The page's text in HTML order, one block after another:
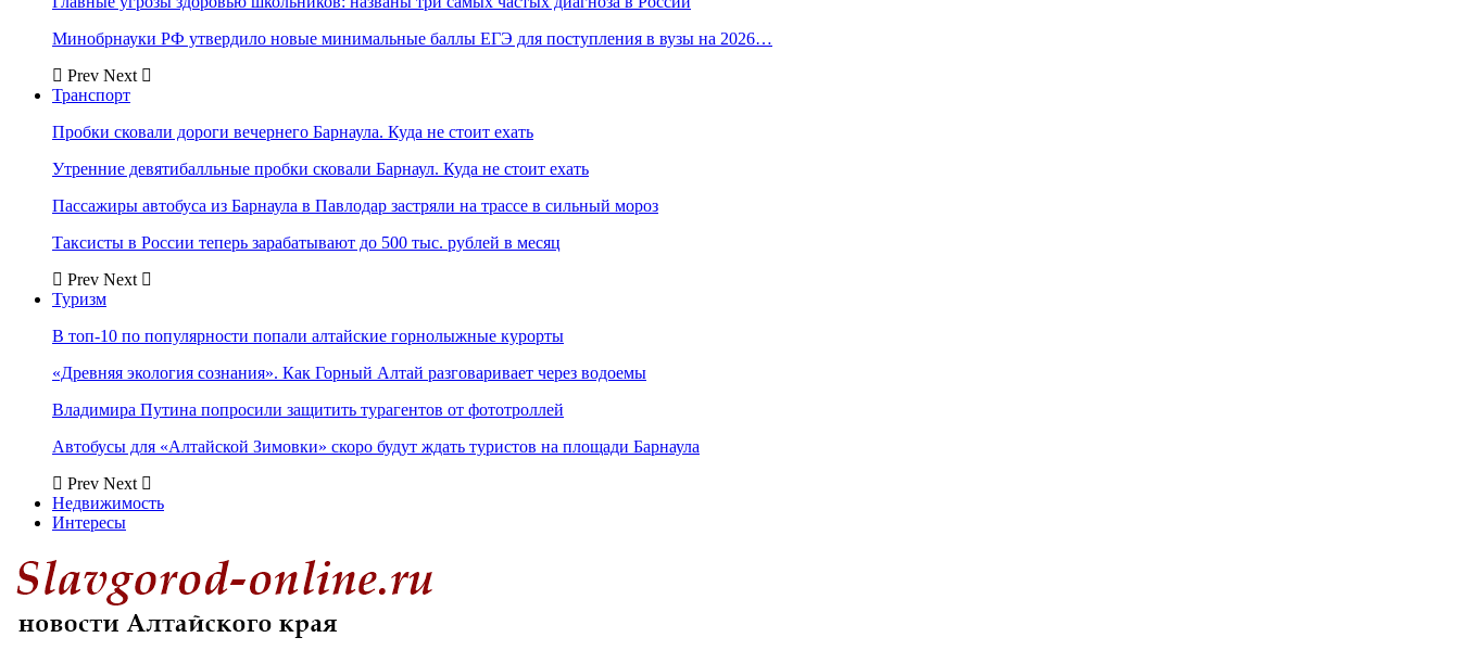
Минобрнауки РФ утвердило новые минимальные баллы ЕГЭ для поступления в вузы на 2026…
Prev Next
Транспорт
Пробки сковали дороги вечернего Барнаула. Куда не стоит ехать
Утренние девятибалльные пробки сковали Барнаул. Куда не стоит ехать
Пассажиры автобуса из Барнаула в Павлодар застряли на трассе в сильный мороз
Таксисты в России теперь зарабатывают до 500 тыс. рублей в месяц
Prev Next
Туризм
В топ-10 по популярности попали алтайские горнолыжные курорты
«Древняя экология сознания». Как Горный Алтай разговаривает через водоемы
Владимира Путина попросили защитить турагентов от фототроллей
Автобусы для «Алтайской Зимовки» скоро будут ждать туристов на площади Барнаула
Prev Next
Недвижимость
Интересы